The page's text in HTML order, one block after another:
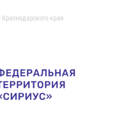
края